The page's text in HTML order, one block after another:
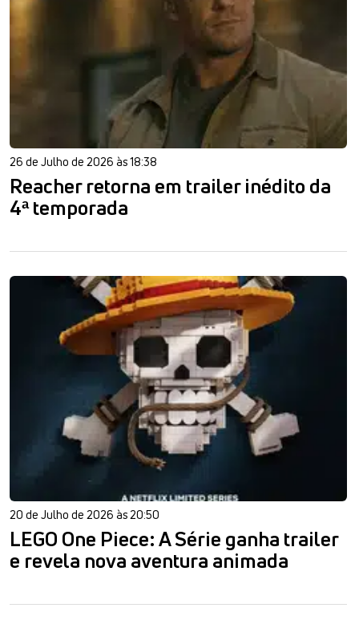
26 de Julho de 2026 às 18:38
Reacher retorna em trailer inédito da
4ª temporada
20 de Julho de 2026 às 20:50
LEGO One Piece: A Série ganha trailer
e revela nova aventura animada